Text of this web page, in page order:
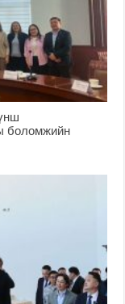
боломжийн